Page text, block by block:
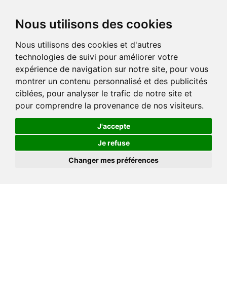
Nous utilisons des cookies
Nous utilisons des cookies et d'autres
technologies de suivi pour améliorer votre
expérience de navigation sur notre site, pour vous
montrer un contenu personnalisé et des publicités
ciblées, pour analyser le trafic de notre site et
pour comprendre la provenance de nos visiteurs.
J'accepte
Je refuse
Changer mes préférences